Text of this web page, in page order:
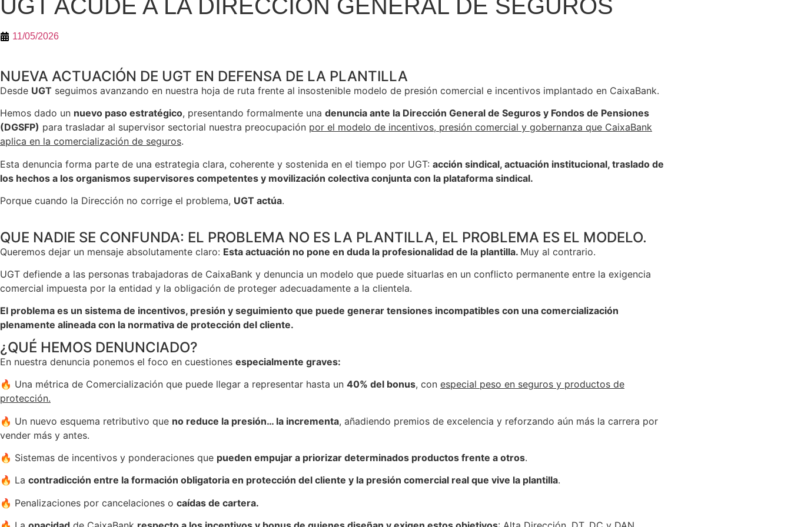
UGT ACUDE A LA DIRECCIÓN GENERAL DE SEGUROS
11/05/2026
NUEVA ACTUACIÓN DE UGT EN DEFENSA DE LA PLANTILLA
Desde UGT seguimos avanzando en nuestra hoja de ruta frente al insostenible modelo de presión comercial e incentivos implantado en CaixaBank.
Hemos dado un nuevo paso estratégico, presentando formalmente una denuncia ante la Dirección General de Seguros y Fondos de Pensiones
(DGSFP) para trasladar al supervisor sectorial nuestra preocupación por el modelo de incentivos, presión comercial y gobernanza que CaixaBank
aplica en la comercialización de seguros.
Esta denuncia forma parte de una estrategia clara, coherente y sostenida en el tiempo por UGT: acción sindical, actuación institucional, traslado de
los hechos a los organismos supervisores competentes y movilización colectiva conjunta con la plataforma sindical.
Porque cuando la Dirección no corrige el problema, UGT actúa.
QUE NADIE SE CONFUNDA: EL PROBLEMA NO ES LA PLANTILLA, EL PROBLEMA ES EL MODELO.
Queremos dejar un mensaje absolutamente claro: Esta actuación no pone en duda la profesionalidad de la plantilla. Muy al contrario.
UGT defiende a las personas trabajadoras de CaixaBank y denuncia un modelo que puede situarlas en un conflicto permanente entre la exigencia
comercial impuesta por la entidad y la obligación de proteger adecuadamente a la clientela.
El problema es un sistema de incentivos, presión y seguimiento que puede generar tensiones incompatibles con una comercialización
plenamente alineada con la normativa de protección del cliente.
¿QUÉ HEMOS DENUNCIADO?
En nuestra denuncia ponemos el foco en cuestiones especialmente graves:
🔥 Una métrica de Comercialización que puede llegar a representar hasta un 40% del bonus, con especial peso en seguros y productos de
protección.
🔥 Un nuevo esquema retributivo que no reduce la presión… la incrementa, añadiendo premios de excelencia y reforzando aún más la carrera por
vender más y antes.
🔥 Sistemas de incentivos y ponderaciones que pueden empujar a priorizar determinados productos frente a otros.
🔥 La contradicción entre la formación obligatoria en protección del cliente y la presión comercial real que vive la plantilla.
🔥 Penalizaciones por cancelaciones o caídas de cartera.